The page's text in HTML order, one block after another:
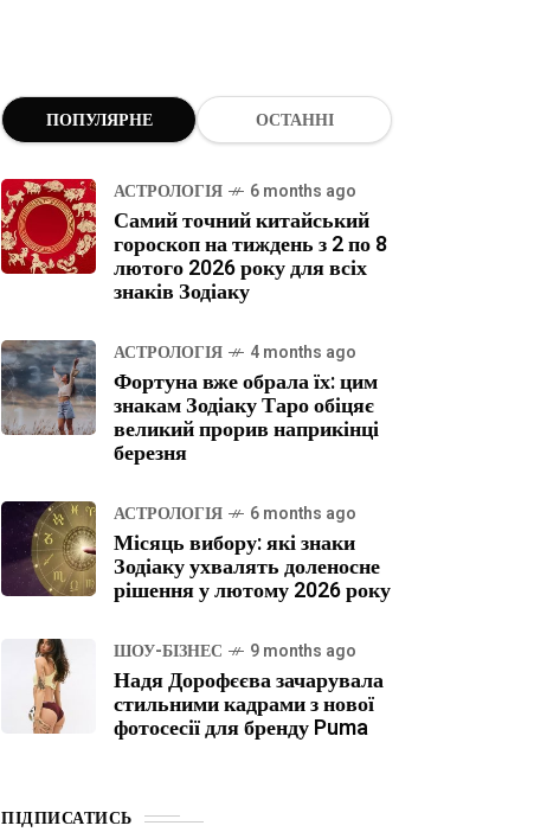
ПОПУЛЯРНЕ ОСТАННІ
АСТРОЛОГІЯ 6 months ago
Самий точний китайський
гороскоп на тиждень з 2 по 8
лютого 2026 року для всіх
знаків Зодіаку
АСТРОЛОГІЯ 4 months ago
Фортуна вже обрала їх: цим
знакам Зодіаку Таро обіцяє
великий прорив наприкінці
березня
АСТРОЛОГІЯ 6 months ago
Місяць вибору: які знаки
Зодіаку ухвалять доленосне
рішення у лютому 2026 року
ШОУ-БІЗНЕС 9 months ago
Надя Дорофєєва зачарувала
стильними кадрами з нової
фотосесії для бренду Puma
ПІДПИСАТИСЬ